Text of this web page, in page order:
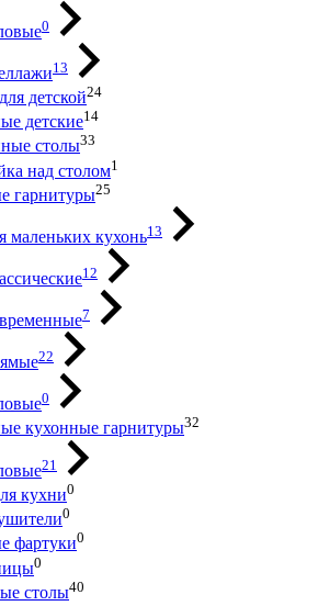
0
13
детской24
детские14
столы33
над столом1
гарнитуры25
маленьких кухонь13
12
7
22
0
кухонные гарнитуры32
21
кухни0
0
фартуки0
0
столы40